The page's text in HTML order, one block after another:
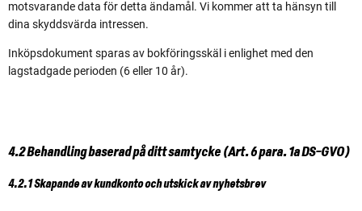
motsvarande data för detta ändamål. Vi kommer att ta hänsyn till
dina skyddsvärda intressen.
Inköpsdokument sparas av bokföringsskäl i enlighet med den
lagstadgade perioden (6 eller 10 år).
4.2 Behandling baserad på ditt samtycke (Art. 6 para. 1a DS-GVO)
4.2.1 Skapande av kundkonto och utskick av nyhetsbrev